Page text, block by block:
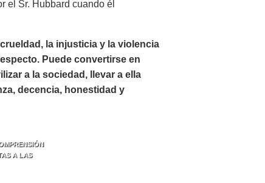
el Sr. Hubbard cuando él
la injusticia y la violencia
Puede convertirse en
a la sociedad, llevar a ella
decencia, honestidad y
A LAS